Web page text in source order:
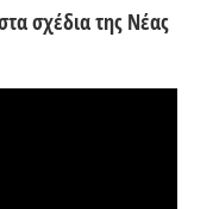
σχέδια της Νέας